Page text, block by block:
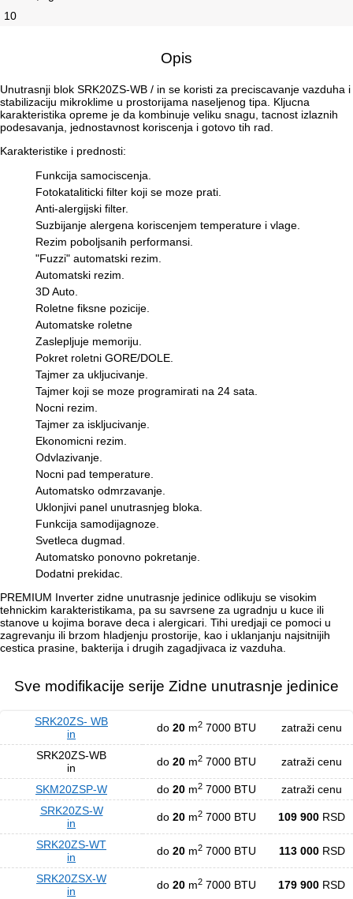
10
Opis
Unutrasnji blok SRK20ZS-WB / in se koristi za preciscavanje vazduha i
stabilizaciju mikroklime u prostorijama naseljenog tipa. Kljucna
karakteristika opreme je da kombinuje veliku snagu, tacnost izlaznih
podesavanja, jednostavnost koriscenja i gotovo tih rad.
Karakteristike i prednosti:
Funkcija samociscenja.
Fotokataliticki filter koji se moze prati.
Anti-alergijski filter.
Suzbijanje alergena koriscenjem temperature i vlage.
Rezim poboljsanih performansi.
"Fuzzi" automatski rezim.
Automatski rezim.
3D Auto.
Roletne fiksne pozicije.
Automatske roletne
Zaslepljuje memoriju.
Pokret roletni GORE/DOLE.
Tajmer za ukljucivanje.
Tajmer koji se moze programirati na 24 sata.
Nocni rezim.
Tajmer za iskljucivanje.
Ekonomicni rezim.
Odvlazivanje.
Nocni pad temperature.
Automatsko odmrzavanje.
Uklonjivi panel unutrasnjeg bloka.
Funkcija samodijagnoze.
Svetleca dugmad.
Automatsko ponovno pokretanje.
Dodatni prekidac.
PREMIUM Inverter zidne unutrasnje jedinice odlikuju se visokim
tehnickim karakteristikama, pa su savrsene za ugradnju u kuce ili
stanove u kojima borave deca i alergicari. Tihi uredjaji ce pomoci u
zagrevanju ili brzom hladjenju prostorije, kao i uklanjanju najsitnijih
cestica prasine, bakterija i drugih zagadjivaca iz vazduha.
Sve modifikacije serije Zidne unutrasnje jedinice
SRK20ZS- WB
in
do 20 m2 7000 BTU zatraži cenu
SRK20ZS-WB
in
do 20 m2 7000 BTU zatraži cenu
SKM20ZSP-W do 20 m2 7000 BTU
zatraži cenu
SRK20ZS-W
in
do 20 m2 7000 BTU 109 900 RSD
SRK20ZS-WT
in
do 20 m2 7000 BTU 113 000RSD
SRK20ZSX-W
in
do 20 m2 7000 BTU 179 900 RSD